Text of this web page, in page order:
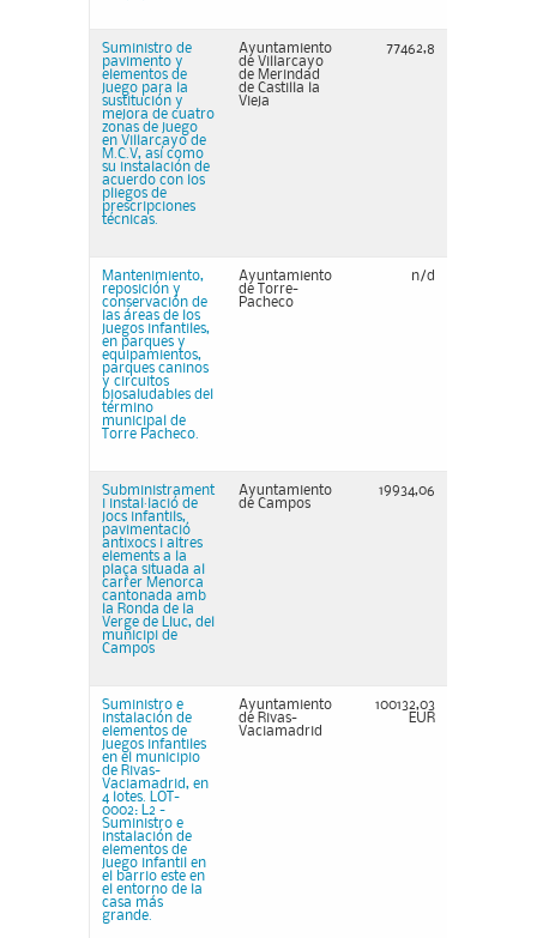
Suministro de
pavimento y
elementos de
juego para la
sustitución y
mejora de cuatro
zonas de juego
en Villarcayo de
M.C.V, así como
su instalación de
acuerdo con los
pliegos de
prescripciones
técnicas.
Ayuntamiento
de Villarcayo
de Merindad
de Castilla la
Vieja
77462,8
Mantenimiento,
reposición y
conservación de
las áreas de los
juegos infantiles,
en parques y
equipamientos,
parques caninos
y circuitos
biosaludables del
término
municipal de
Torre Pacheco.
Ayuntamiento
de Torre-
Pacheco
n/d
Subministrament
i instal·lació de
jocs infantils,
pavimentació
antixocs i altres
elements a la
plaça situada al
carrer Menorca
cantonada amb
la Ronda de la
Verge de Lluc, del
municipi de
Campos
Ayuntamiento
de Campos
19934,06
Suministro e
instalación de
elementos de
juegos infantiles
en el municipio
de Rivas-
Vaciamadrid, en
4 lotes. LOT-
0002: L2 -
Suministro e
instalación de
elementos de
juego infantil en
el barrio este en
el entorno de la
casa más
grande.
Ayuntamiento
de Rivas-
Vaciamadrid
100132,03
EUR